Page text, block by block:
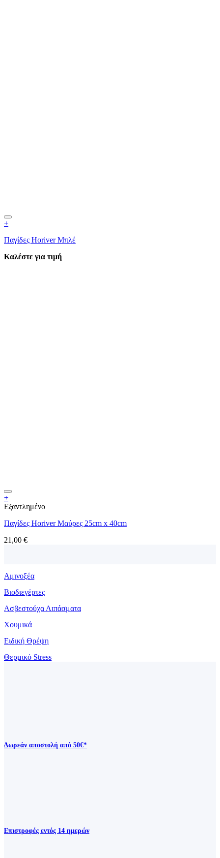
+
Παγίδες Horiver Μπλέ
Καλέστε για τιμή
+
Εξαντλημένο
Παγίδες Horiver Μαύρες 25cm x 40cm
21,00 €
Αμινοξέα
Βιοδιεγέρτες
Ασβεστούχα Λιπάσματα
Χουμικά
Ειδική Θρέψη
Θερμικό Stress
Δωρεάν αποστολή από 50€*
Επιστροφές εντός 14 ημερών